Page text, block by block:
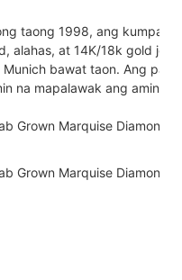
taong 1998, ang
alahas, at 14K/18k gold
Munich bawat taon. Ang
na mapalawak ang aming